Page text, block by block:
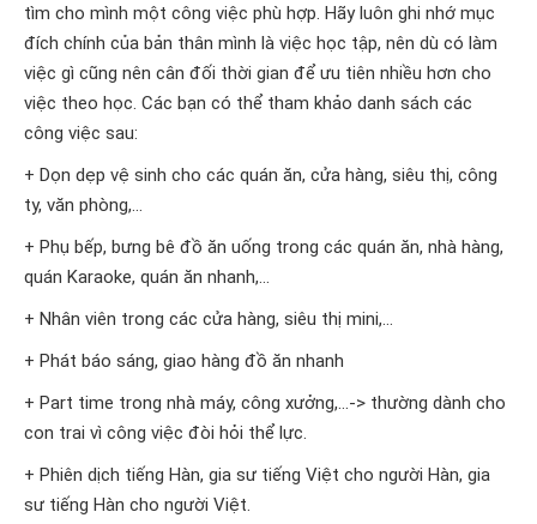
tìm cho mình một công việc phù hợp. Hãy luôn ghi nhớ mục
đích chính của bản thân mình là việc học tập, nên dù có làm
việc gì cũng nên cân đối thời gian để ưu tiên nhiều hơn cho
việc theo học. Các bạn có thể tham khảo danh sách các
công việc sau:
+ Dọn dẹp vệ sinh cho các quán ăn, cửa hàng, siêu thị, công
ty, văn phòng,…
+ Phụ bếp, bưng bê đồ ăn uống trong các quán ăn, nhà hàng,
quán Karaoke, quán ăn nhanh,…
+ Nhân viên trong các cửa hàng, siêu thị mini,…
+ Phát báo sáng, giao hàng đồ ăn nhanh
+ Part time trong nhà máy, công xưởng,…-> thường dành cho
con trai vì công việc đòi hỏi thể lực.
+ Phiên dịch tiếng Hàn, gia sư tiếng Việt cho người Hàn, gia
sư tiếng Hàn cho người Việt.